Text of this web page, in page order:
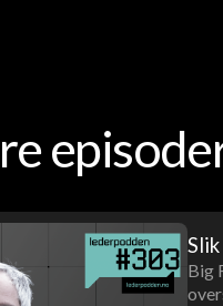
Big